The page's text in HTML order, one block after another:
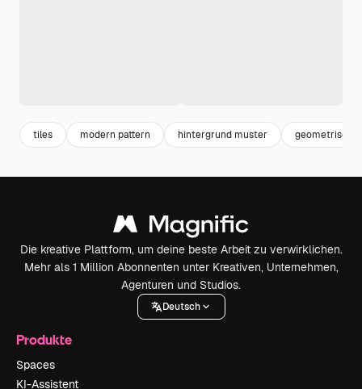
tiles modern pattern hintergrund muster geometrische
Die kreative Plattform, um deine beste Arbeit zu verwirklichen.
Mehr als 1 Million Abonnenten unter Kreativen, Unternehmen,
Agenturen und Studios.
Deutsch
Produkte
Spaces
KI-Assistent